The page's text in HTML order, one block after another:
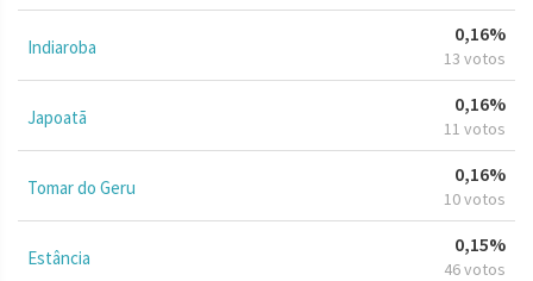
Indiaroba
0,16%
13 votos
Japoatã
0,16%
11 votos
Tomar do Geru
0,16%
10 votos
Estância
0,15%
46 votos